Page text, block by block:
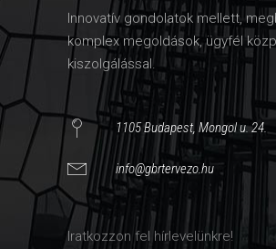
Innovatív gondolatok mellett,
komplex megoldások, ügyfél
kiszolgálással.
1105 Budapest, Mongol u. 24.
info@gbrtervezo.hu